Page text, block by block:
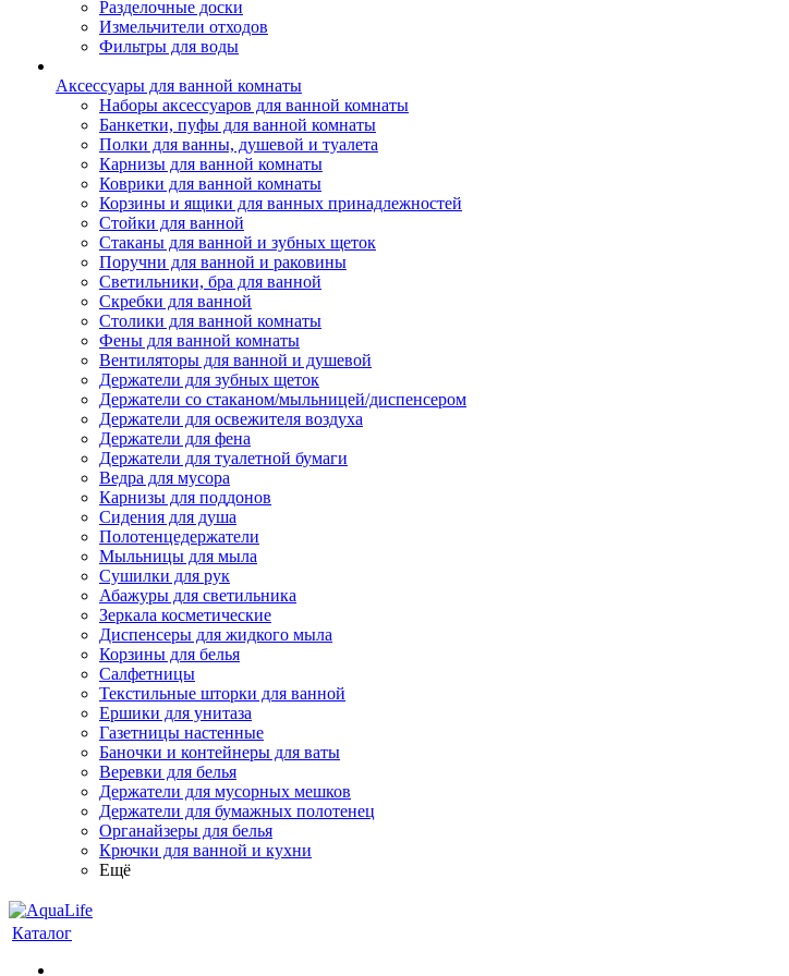
Разделочные доски
Измельчители отходов
Фильтры для воды
Аксессуары для ванной комнаты
Наборы аксессуаров для ванной комнаты
Банкетки, пуфы для ванной комнаты
Полки для ванны, душевой и туалета
Карнизы для ванной комнаты
Коврики для ванной комнаты
Корзины и ящики для ванных принадлежностей
Стойки для ванной
Стаканы для ванной и зубных щеток
Поручни для ванной и раковины
Светильники, бра для ванной
Скребки для ванной
Столики для ванной комнаты
Фены для ванной комнаты
Вентиляторы для ванной и душевой
Держатели для зубных щеток
Держатели со стаканом/мыльницей/диспенсером
Держатели для освежителя воздуха
Держатели для фена
Держатели для туалетной бумаги
Ведра для мусора
Карнизы для поддонов
Сидения для душа
Полотенцедержатели
Мыльницы для мыла
Сушилки для рук
Абажуры для светильника
Зеркала косметические
Диспенсеры для жидкого мыла
Корзины для белья
Салфетницы
Текстильные шторки для ванной
Ершики для унитаза
Газетницы настенные
Баночки и контейнеры для ваты
Веревки для белья
Держатели для мусорных мешков
Держатели для бумажных полотенец
Органайзеры для белья
Крючки для ванной и кухни
Ещё
Каталог